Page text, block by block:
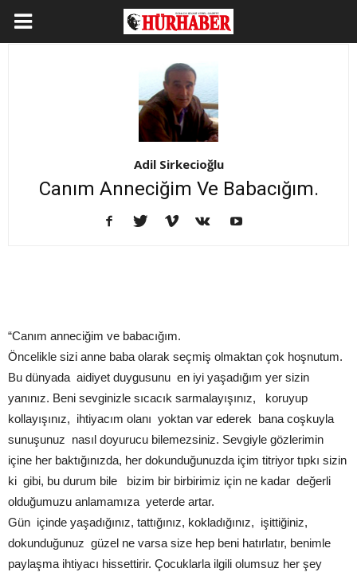
Adil Sirkecioğlu
Canım Anneciğim Ve Babacığım.
“Canım anneciğim ve babacığım.
Öncelikle sizi anne baba olarak seçmiş olmaktan çok hoşnutum.
Bu dünyada aidiyet duygusunu en iyi yaşadığım yer sizin
yanınız. Beni sevginizle sıcacık sarmalayışınız, koruyup
kollayışınız, ihtiyacım olanı yoktan var ederek bana coşkuyla
sunuşunuz nasıl doyurucu bilemezsiniz. Sevgiyle gözlerimin
içine her baktığınızda, her dokunduğunuzda içim titriyor tıpkı sizin
ki gibi, bu durum bile bizim bir birbirimiz için ne kadar değerli
olduğumuzu anlamamıza yeterde artar.
Gün içinde yaşadığınız, tattığınız, kokladığınız, işittiğiniz,
dokunduğunuz güzel ne varsa size hep beni hatırlatır, benimle
paylaşma ihtiyacı hissettirir. Çocuklarla ilgili olumsuz her şey